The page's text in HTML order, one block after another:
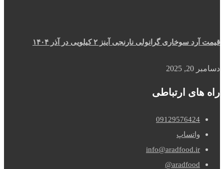
قیمت آرد سوخاری گرانولی نارنجی آینز ۲ کیلویی در آذر ۱۴۰۴
دسامبر 20, 2025
راه های ارتباطی
09129576424
واتساپ
info@aradfood.ir
aradfood@